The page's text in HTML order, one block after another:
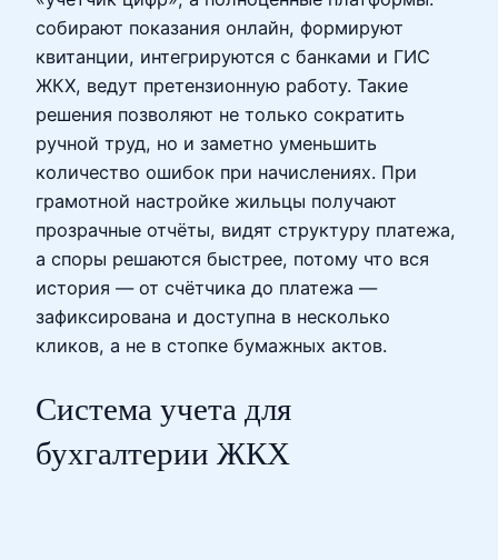
собирают показания онлайн, формируют
квитанции, интегрируются с банками и ГИС
ЖКХ, ведут претензионную работу. Такие
решения позволяют не только сократить
ручной труд, но и заметно уменьшить
количество ошибок при начислениях. При
грамотной настройке жильцы получают
прозрачные отчёты, видят структуру платежа,
а споры решаются быстрее, потому что вся
история — от счётчика до платежа —
зафиксирована и доступна в несколько
кликов, а не в стопке бумажных актов.
Система учета для
бухгалтерии ЖКХ